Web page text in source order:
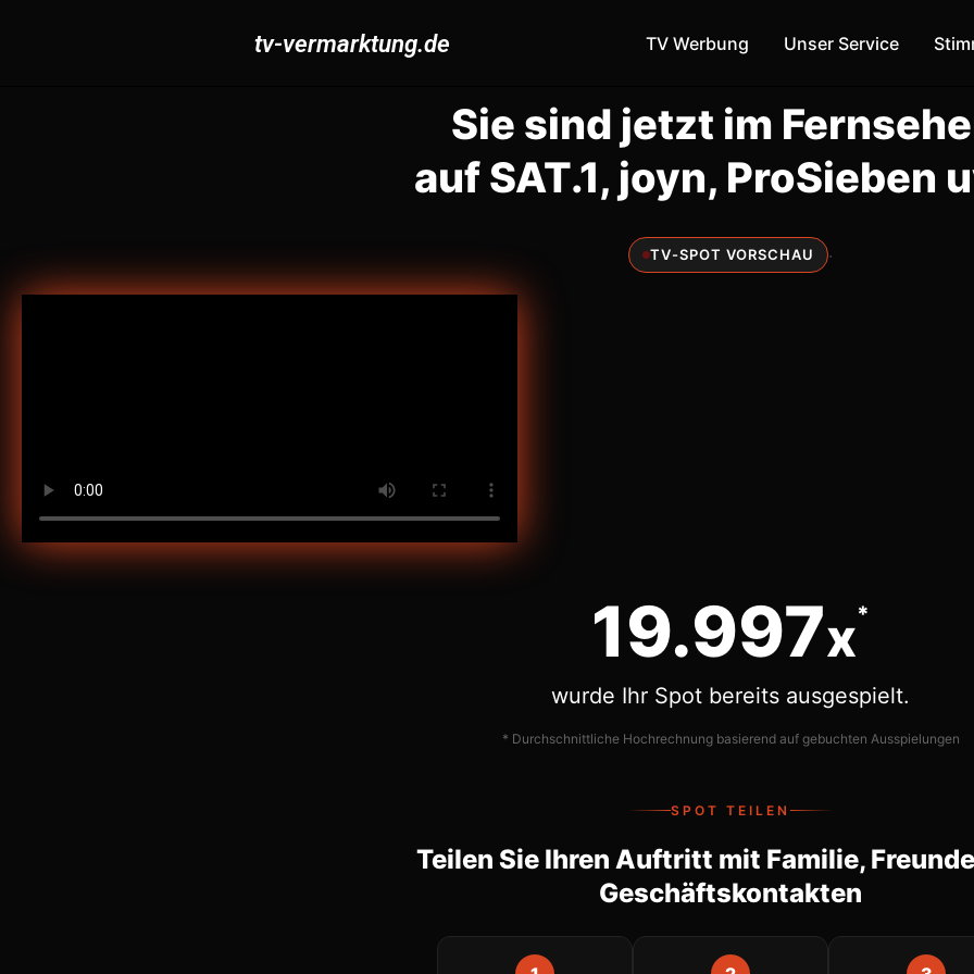
TV Werbung Unser Service
tv-vermarktung.de
Sie sind jetzt im
auf SAT.1, joyn, ProSieben
TV-SPOT VORSCHAU ·
20.000x
wurde Ihr Spot bereits ausgespielt.
* Durchschnittliche Hochrechnung basierend auf gebuchten Ausspielungen
SPOT TEILEN
Teilen Sie Ihren Auftritt mit Familie,
Geschäftskontakten